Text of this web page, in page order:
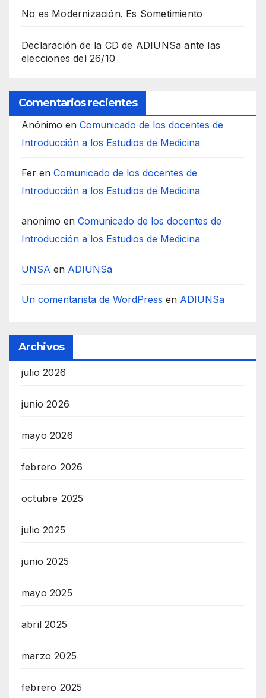
No es Modernización. Es Sometimiento
Declaración de la CD de ADIUNSa ante las
elecciones del 26/10
Comentarios recientes
Anónimo en Comunicado de los docentes de
Introducción a los Estudios de Medicina
Fer en Comunicado de los docentes de
Introducción a los Estudios de Medicina
anonimo en Comunicado de los docentes de
Introducción a los Estudios de Medicina
UNSA en ADIUNSa
Un comentarista de WordPress en ADIUNSa
Archivos
julio 2026
junio 2026
mayo 2026
febrero 2026
octubre 2025
julio 2025
junio 2025
mayo 2025
abril 2025
marzo 2025
febrero 2025